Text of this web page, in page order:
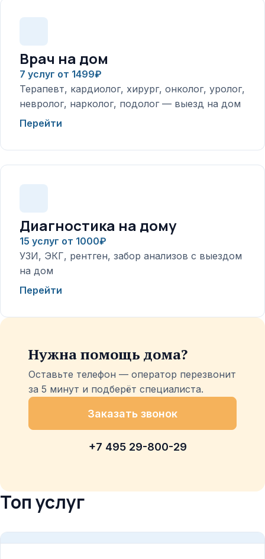
Врач на дом
7 услуг от 1499₽
Терапевт, кардиолог, хирург, онколог, уролог,
невролог, нарколог, подолог — выезд на дом
Перейти
Диагностика на дому
15 услуг от 1000₽
УЗИ, ЭКГ, рентген, забор анализов с выездом
на дом
Перейти
Нужна помощь дома?
Оставьте телефон — оператор перезвонит
за 5 минут и подберёт специалиста.
Заказать звонок
+7 495 29-800-29
Топ услуг